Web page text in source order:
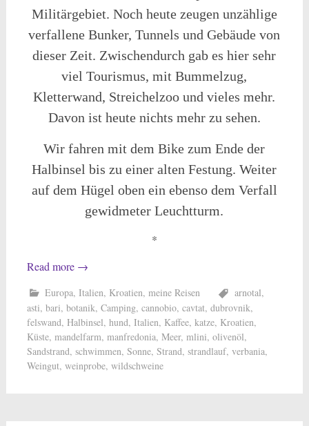
Militärgebiet. Noch heute zeugen unzählige
verfallene Bunker, Tunnels und Gebäude von
dieser Zeit. Zwischendurch gab es hier sehr
viel Tourismus, mit Bummelzug,
Kletterwand, Streichelzoo und vieles mehr.
Davon ist heute nichts mehr zu sehen.
Wir fahren mit dem Bike zum Ende der
Halbinsel bis zu einer alten Festung. Weiter
auf dem Hügel oben ein ebenso dem Verfall
gewidmeter Leuchtturm.
*
Read more →
Europa, Italien, Kroatien, meine Reisen arnotal,
asti, bari, botanik, Camping, cannobio, cavtat, dubrovnik,
felswand, Halbinsel, hund, Italien, Kaffee, katze, Kroatien,
Küste, mandelfarm, manfredonia, Meer, mlini, olivenöl,
Sandstrand, schwimmen, Sonne, Strand, strandlauf, verbania,
Weingut, weinprobe, wildschweine